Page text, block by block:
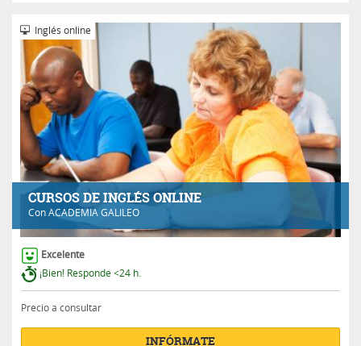
CURSOS DE INGLÉS ONLINE
ConACADEMIA GALILEO
Inglés online
Excelente
¡Bien! Responde <24 h.
Precio a consultar
INFÓRMATE